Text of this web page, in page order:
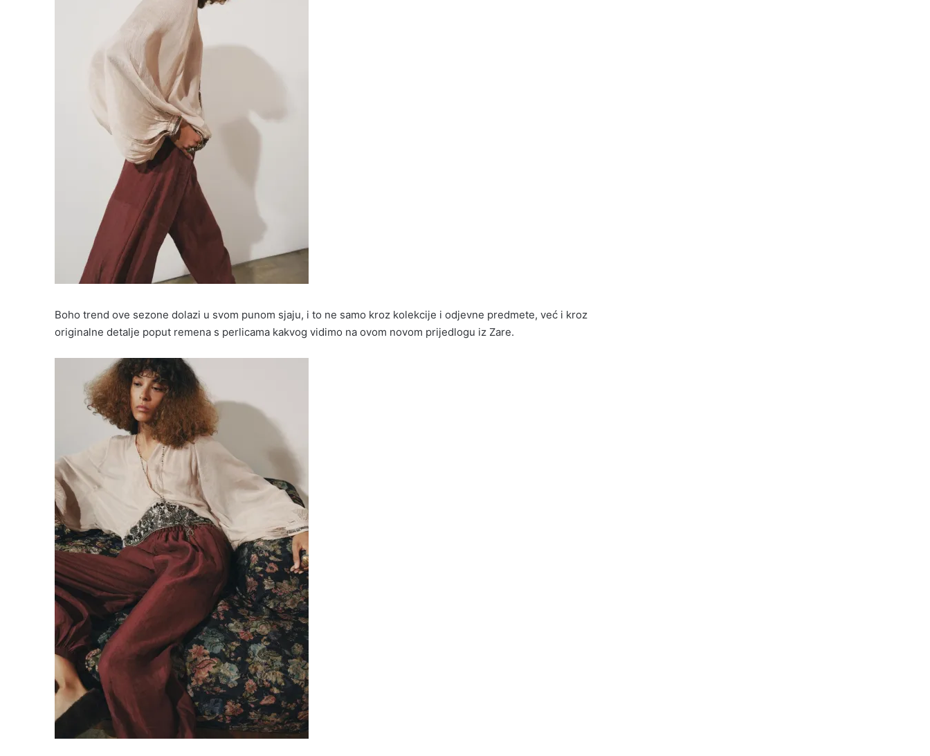
Boho trend ove sezone dolazi u svom punom sjaju, i to ne samo kroz kolekcije i odjevne predmete, već i kroz
originalne detalje poput remena s perlicama kakvog vidimo na ovom novom prijedlogu iz Zare.